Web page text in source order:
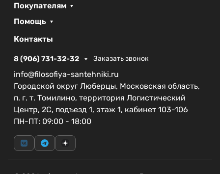
Покупателям
Помощь
Контакты
8 (906) 731-32-32 Заказать звонок
info@filosofiya-santehniki.ru
Городской округ Люберцы, Московская область,
п. г. т. Томилино, территория Логистический
Центр, 2С, подъезд 1, этаж 1, кабинет 103-106
ПН-ПТ: 09:00 - 18:00